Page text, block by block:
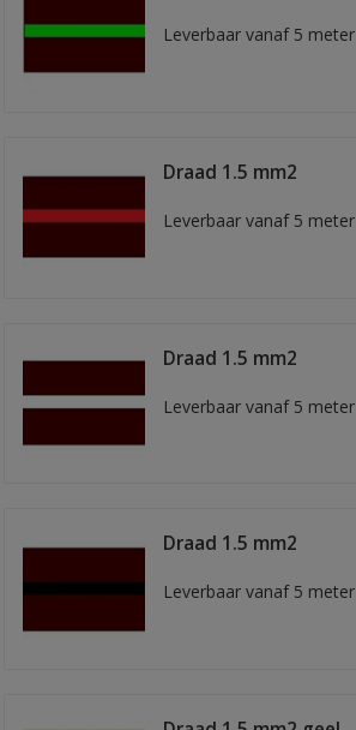
Leverbaar vanaf 5 meter
Draad 1.5 mm2
Leverbaar vanaf 5 meter
Draad 1.5 mm2
Leverbaar vanaf 5 meter
Draad 1.5 mm2
Leverbaar vanaf 5 meter